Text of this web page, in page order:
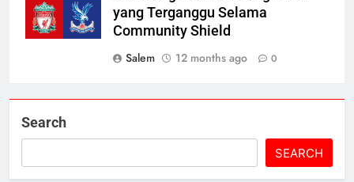
yang Terganggu Selama
Community Shield
Salem
12 months ago 0
Search
SEARCH